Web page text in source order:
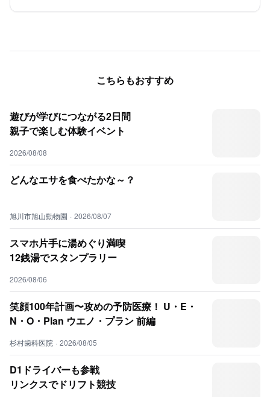
こちらもおすすめ
遊びが学びにつながる2日間
親子で楽しむ体験イベント
2026/08/08
どんなエサを食べたかな～？
旭川市旭山動物園 · 2026/08/07
スマホ片手に湯めぐり満喫
12銭湯でスタンプラリー
2026/08/06
笑顔100年計画〜攻めの予防医療！ U・E・
N・O・Plan ウエノ・プラン 前編
杉村歯科医院 · 2026/08/05
D1ドライバーも参戦
リンクスでドリフト競技